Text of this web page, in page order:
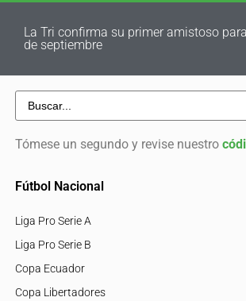
La Tri confirma su primer amistoso
de septiembre
Tómese un segundo y revise nuestro
Fútbol Nacional
Liga Pro Serie A
Liga Pro Serie B
Copa Ecuador
Copa Libertadores